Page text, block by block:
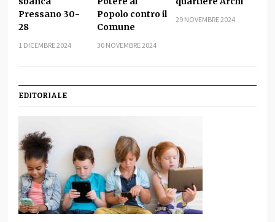
Pressano 30-
28
1 DICEMBRE 2024
Popolo contro il
Comune
30 NOVEMBRE 2024
29 NOVEMBRE 2024
EDITORIALE